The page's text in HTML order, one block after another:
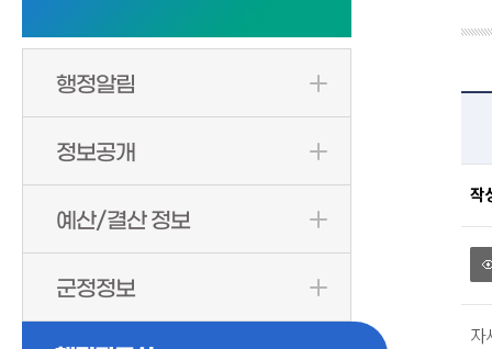
행정알림
정보공개
예산/결산 정보
군정정보
작
자